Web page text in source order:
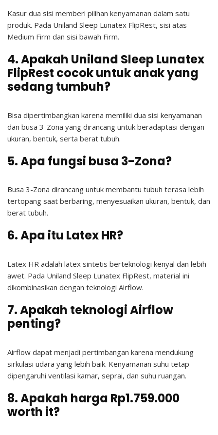
Kasur dua sisi memberi pilihan kenyamanan dalam satu
produk. Pada Uniland Sleep Lunatex FlipRest, sisi atas
Medium Firm dan sisi bawah Firm.
4. Apakah Uniland Sleep Lunatex
FlipRest cocok untuk anak yang
sedang tumbuh?
Bisa dipertimbangkan karena memiliki dua sisi kenyamanan
dan busa 3-Zona yang dirancang untuk beradaptasi dengan
ukuran, bentuk, serta berat tubuh.
5. Apa fungsi busa 3-Zona?
Busa 3-Zona dirancang untuk membantu tubuh terasa lebih
tertopang saat berbaring, menyesuaikan ukuran, bentuk, dan
berat tubuh.
6. Apa itu Latex HR?
Latex HR adalah latex sintetis berteknologi kenyal dan lebih
awet. Pada Uniland Sleep Lunatex FlipRest, material ini
dikombinasikan dengan teknologi Airflow.
7. Apakah teknologi Airflow
penting?
Airflow dapat menjadi pertimbangan karena mendukung
sirkulasi udara yang lebih baik. Kenyamanan suhu tetap
dipengaruhi ventilasi kamar, seprai, dan suhu ruangan.
8. Apakah harga Rp1.759.000
worth it?